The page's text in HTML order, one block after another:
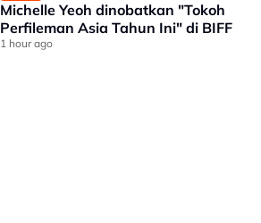
Michelle Yeoh dinobatkan "Tokoh
Perfileman Asia Tahun Ini" di BIFF
1 hour ago